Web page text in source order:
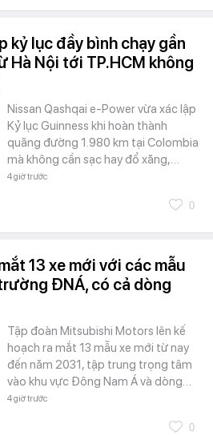
kỷ lục đầy bình chạy gần
Hà Nội tới TP.HCM không
Nissan Qashqai e-Power vừa xác lập
Kỷ lục Guinness khi hoàn thành
quãng đường 1.980 km tại Colombia
mà không cần sạc hay đổ xăng,…
4 giờ trước
0
13 xe mới với các mẫu
ĐNÁ, có cả dòng
Tập đoàn Mitsubishi Motors lên kế
hoạch ra mắt 13 mẫu xe mới từ nay
đến năm 2031, tập trung trọng tâm
vào khu vực Đông Nam Á và dòng…
4 giờ trước
0